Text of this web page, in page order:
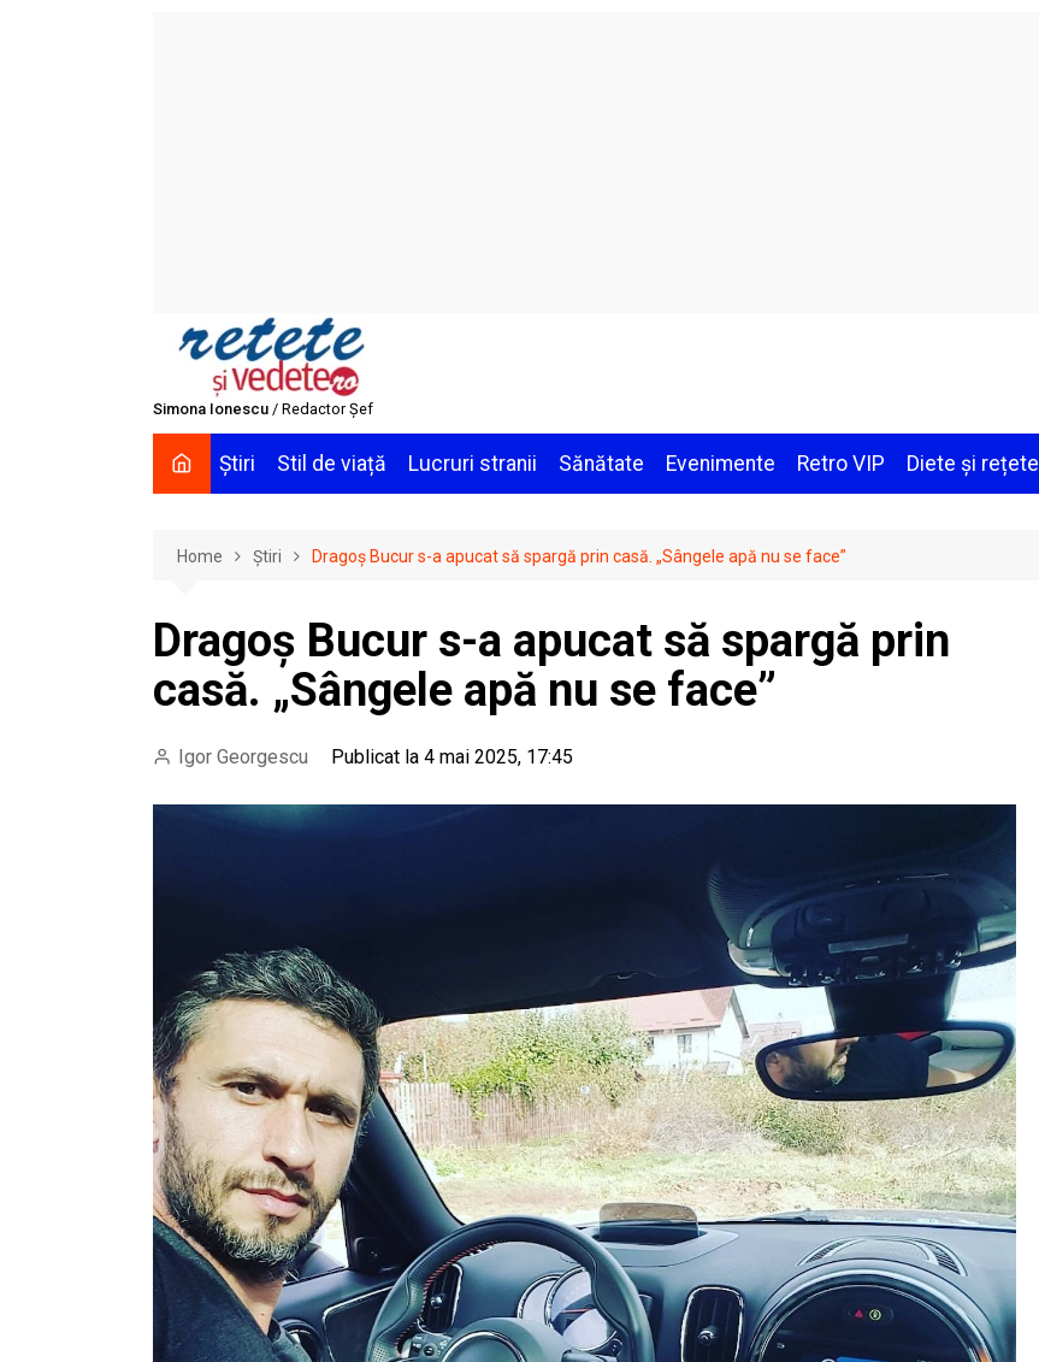
Simona Ionescu / Redactor Șef
Știri Stil de viață Lucruri stranii Sănătate Evenimente Retro VIP Diete și rețete
Home Știri Dragoș Bucur s-a apucat să spargă prin casă. „Sângele apă nu se face”
Dragoș Bucur s-a apucat să spargă prin
casă. „Sângele apă nu se face”
Igor Georgescu Publicat la 4 mai 2025, 17:45